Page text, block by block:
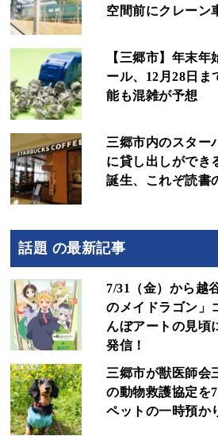
空間前にクレーン
【三郷市】年末
ール、12月28日ま
能も混雑が予想
三郷市内のスター
に貸し出しができ
誕生、これぞ読書
話題 の最新記事
7/31（金）から越
のメイドラゴン」
んぼアートの見頃
発信！
三郷市が獣医師会
の動物救護協定を
ペットの一時預か